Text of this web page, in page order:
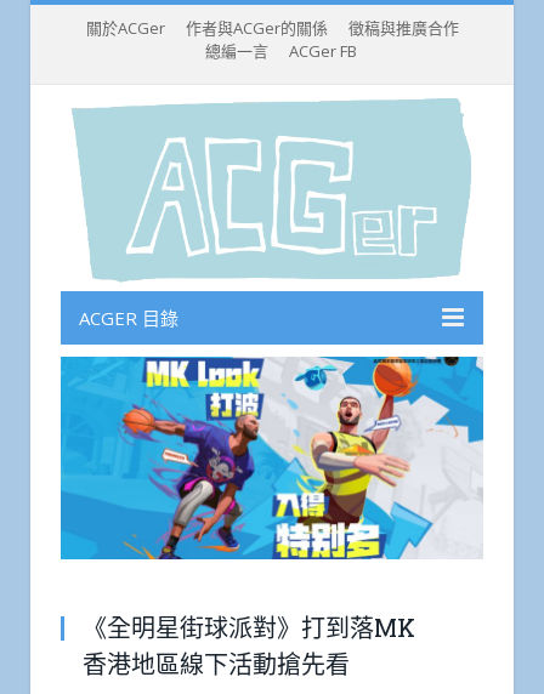
關於ACGer 作者與ACGer的關係
徵稿與推廣合作
總編一言
ACGer FB
ACGER 目錄
《全明星街球派對》打到落MK
香港地區線下活動搶先看